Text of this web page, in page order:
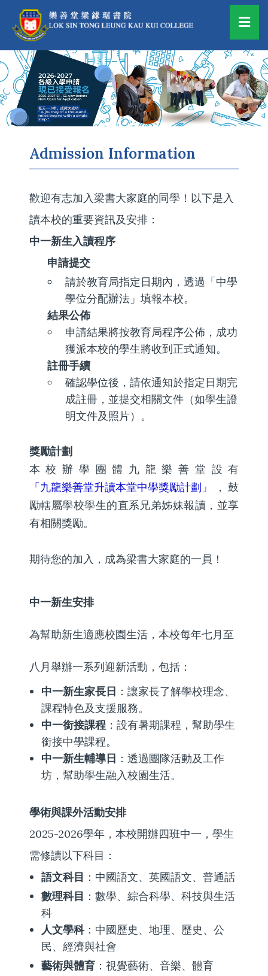
Admission Information
歡迎有志加入梁書大家庭的同學！以下是入
讀本校的重要資訊及安排：
中一新生入讀程序
申請提交
請於教育局指定日期內，透過「中學
學位分配辦法」填報本校。
結果公佈
申請結果將按教育局程序公佈，成功
獲派本校的學生將收到正式通知。
註冊手續
確認學位後，請依通知於指定日期完
成註冊，並提交相關文件（如學生證
明文件及照片）。
獎勵計劃
本校辦學團體九龍樂善堂設有
「九龍樂善堂升讀本堂中學獎勵計劃」
，鼓
勵轄屬學校學生的直系兄弟姊妹報讀，並享
有相關獎勵。
期待您的加入，成為梁書大家庭的一員！
中一新生安排
為幫助新生適應校園生活，本校每年七月至
八月舉辦一系列迎新活動，包括：
中一新生家長日 ：讓家長了解學校理念、
課程特色及支援服務。
中一銜接課程：設有暑期課程，幫助學生
銜接中學課程。
中一新生輔導日 ：透過團隊活動及工作
坊，幫助學生融入校園生活。
學術與課外活動安排
2025-2026學年，本校開辦四班中一，學生
需修讀以下科目：
語文科目 ：中國語文、英國語文、普通話
數理科目 ：數學、綜合科學、科技與生活
科
人文學科：中國歷史、地理、歷史、公
民、經濟與社會
藝術與體育：視覺藝術、音樂、體育